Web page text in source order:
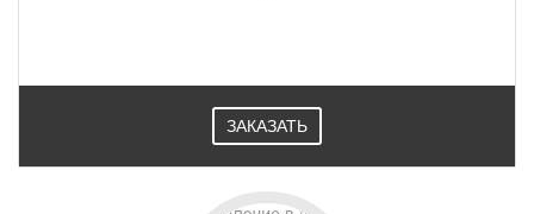
ЗАКАЗАТЬ